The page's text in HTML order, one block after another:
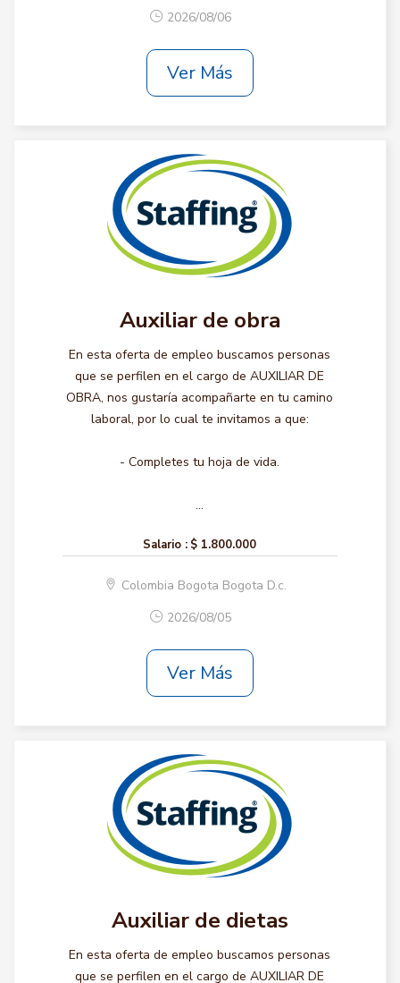
2026/08/06
Ver Más
Auxiliar de obra
En esta oferta de empleo buscamos personas
que se perfilen en el cargo de AUXILIAR DE
OBRA, nos gustaría acompañarte en tu camino
laboral, por lo cual te invitamos a que:
- Completes tu hoja de vida.
...
Salario : $ 1.800.000
Colombia Bogota Bogota D.c.
2026/08/05
Ver Más
Auxiliar de dietas
En esta oferta de empleo buscamos personas
que se perfilen en el cargo de AUXILIAR DE